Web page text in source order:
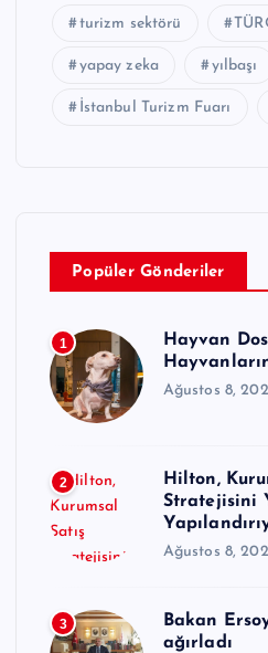
turizm sektörü
yapay zeka yılbaşı
İstanbul Turizm Fuarı
Popüler Gönderiler
1
Hayvan
Ağustos 8,
2
Hilton,
Stratejisini
Ağustos 8,
3
Bakan
ağırladı